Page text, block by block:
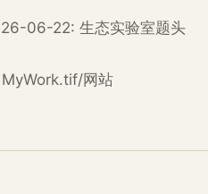
06-22: 生态实验室题头
网站